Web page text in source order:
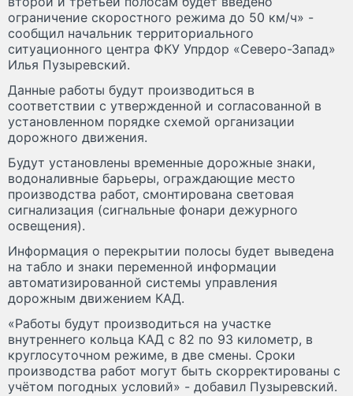
ограничение скоростного режима до 50 км/ч» -
сообщил начальник территориального
ситуационного центра ФКУ Упрдор «Северо-Запад»
Илья Пузыревский.
Данные работы будут производиться в
соответствии с утвержденной и согласованной в
установленном порядке схемой организации
дорожного движения.
Будут установлены временные дорожные знаки,
водоналивные барьеры, ограждающие место
производства работ, смонтирована световая
сигнализация (сигнальные фонари дежурного
освещения).
Информация о перекрытии полосы будет выведена
на табло и знаки переменной информации
автоматизированной системы управления
дорожным движением КАД.
«Работы будут производиться на участке
внутреннего кольца КАД с 82 по 93 километр, в
круглосуточном режиме, в две смены. Сроки
производства работ могут быть скорректированы с
учётом погодных условий» - добавил Пузыревский.